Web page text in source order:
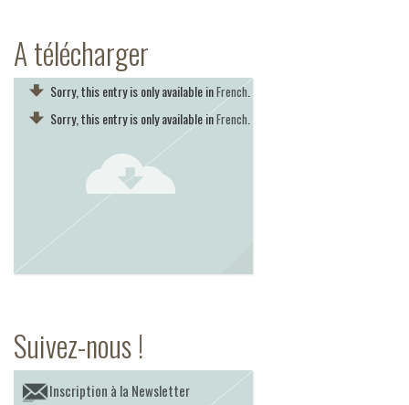
A télécharger
Sorry, this entry is only available inFrench
Sorry, this entry is only available inFrench
Suivez-nous !
Inscription à la Newsletter